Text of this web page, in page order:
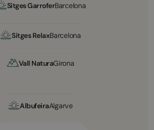
Sitges GarroferBarcelona
Sitges RelaxBarcelona
Vall NaturaGirona
AlbufeiraAlgarve